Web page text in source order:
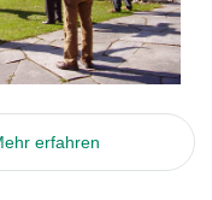
erfahren